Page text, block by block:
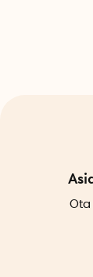
Ota